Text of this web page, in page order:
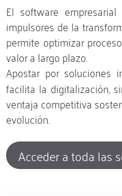
El software
impulsores de la
permite optimizar
valor a largo plazo.
Apostar por soluciones
facilita la digitalización,
ventaja competitiva
evolución.
Acceder a toda las